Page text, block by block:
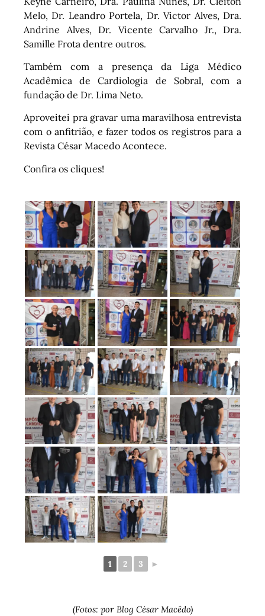
Melo, Dr. Leandro Portela, Dr. Victor Alves, Dra.
Andrine Alves, Dr. Vicente Carvalho Jr., Dra.
Samille Frota dentre outros.
Também com a presença da Liga Médico
Acadêmica de Cardiologia de Sobral, com a
fundação de Dr. Lima Neto.
Aproveitei pra gravar uma maravilhosa entrevista
com o anfitrião, e fazer todos os registros para a
Revista César Macedo Acontece.
Confira os cliques!
1 2 3 ►
(Fotos: por Blog César Macêdo)